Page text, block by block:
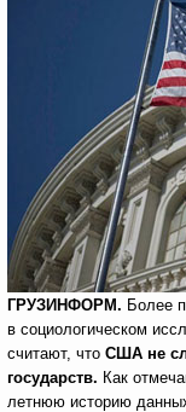
ГРУЗИНФОРМ. Более
в социологическом
считают, что США не
государств. Как
летнюю историю